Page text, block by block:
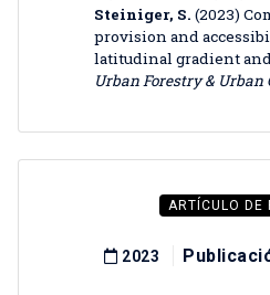
Steiniger, S. (2023)
provision and
latitudinal gradient
Urban Forestry & Urban
ARTÍCULO DE
2023